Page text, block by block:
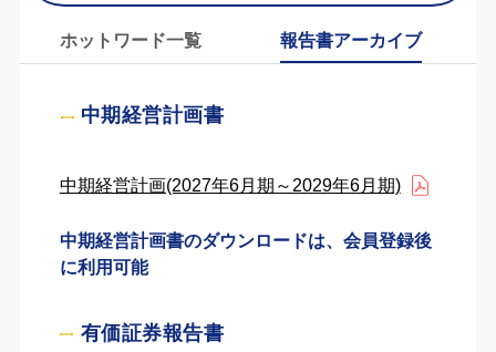
ホットワード一覧 報告書アーカイブ
中期経営計画書
中期経営計画(2027年6月期～2029年6月期)
中期経営計画書のダウンロードは、会員登録後
に利用可能
有価証券報告書